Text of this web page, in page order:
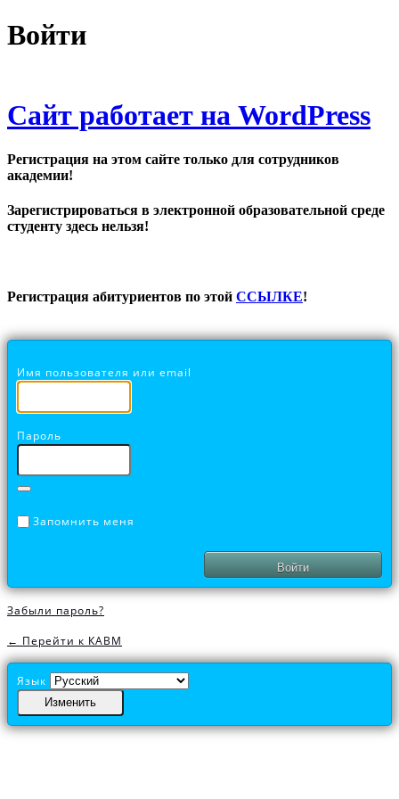
Войти
Сайт работает на WordPress
Регистрация на этом сайте только для сотрудников
академии!
Зарегистрироваться в электронной образовательной среде
студенту здесь нельзя!
Регистрация абитуриентов по этой ССЫЛКЕ!
Имя пользователя или email
Пароль
Запомнить меня
Забыли пароль?
← Перейти к КАВМ
Язык